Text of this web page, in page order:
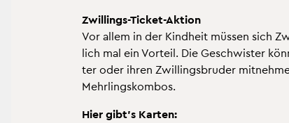
Zwil­lings-Ti­cket-Ak­ti­on
Vor allem in der Kind­heit müs­sen sich
lich mal ein Vor­teil. Die Ge­schwis­ter
ter oder ihren Zwil­lings­bru­der
Mehr­lings­kom­bos.
Hier gibt’s Kar­ten: